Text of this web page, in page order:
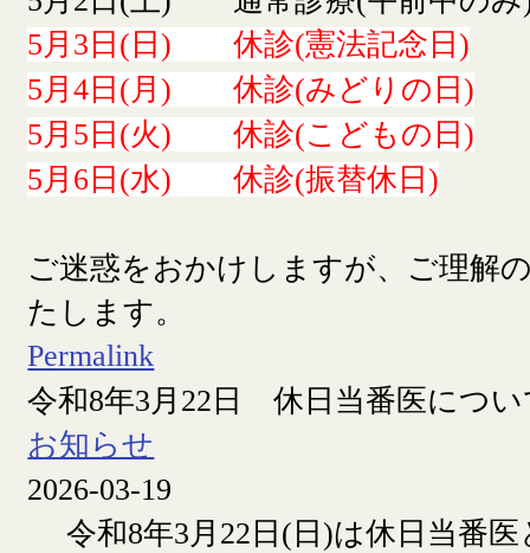
5月3日(日) 休診(憲法記念日)
5月4日(月) 休診(みどりの日)
5月5日(火) 休診(こどもの日)
5月6日(水) 休診(振替休日)
ご迷惑をおかけしますが、ご理解
たします。
Permalink
令和8年3月22日 休日当番医につい
お知らせ
2026-03-19
令和8年3月22日(日)は休日当番